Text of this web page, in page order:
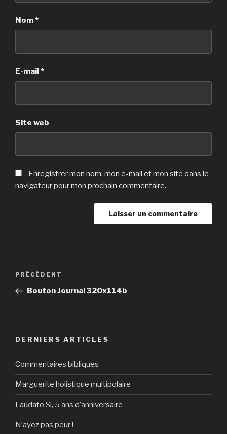
Nom*
E-mail*
Site web
Enregistrer mon nom, mon e-mail et mon site dans le
navigateur pour mon prochain commentaire.
Navigation
l’article
Article
précédent
PRÉCÉDENT
Bouton Journal 320x114b
DERNIERS ARTICLES
Commentaires bibliques
Marguerite holistique multipolaire
Laudato Si, 5 ans d’anniversaire
N’ayez pas peur !